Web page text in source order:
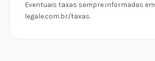
Eventuais taxas sempre informadas em
legale.com.br/taxas.